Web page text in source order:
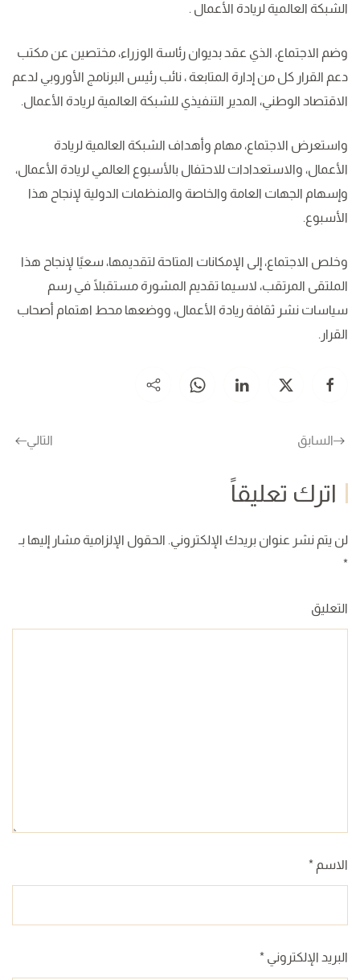
الشبكة العالمية لريادة الأعمال .
وضم الاجتماع، الذي عقد بديوان رئاسة الوزراء، مختصين عن مكتب
دعم القرار كل من إدارة المتابعة ، نائب رئيس البرنامج الأوروبي لدعم
الاقتصاد الوطني، المدير التنفيذي للشبكة العالمية لريادة الأعمال.
واستعرض الاجتماع، مهام وأهداف الشبكة العالمية لريادة
الأعمال، والاستعدادات للاحتفال بالأسبوع العالمي لريادة الأعمال،
وإسهام الجهات العامة والخاصة والمنظمات الدولية لإنجاح هذا
الأسبوع.
وخلص الاجتماع، إلى الإمكانات المتاحة لتقديمها، سعيًا لإنجاح هذا
الملتقى المرتقب، لاسيما تقديم المشورة مستقبلًا في رسم
سياسات نشر ثقافة ريادة الأعمال، ووضعها محط اهتمام أصحاب
القرار.
السابق التالي
اترك تعليقاً
لن يتم نشر عنوان بريدك الإلكتروني. الحقول الإلزامية مشار إليها بـ
*
التعليق
الاسم *
البريد الإلكتروني *